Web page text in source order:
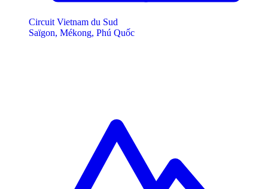
Circuit Vietnam du Sud
Saïgon, Mékong, Phú Quốc